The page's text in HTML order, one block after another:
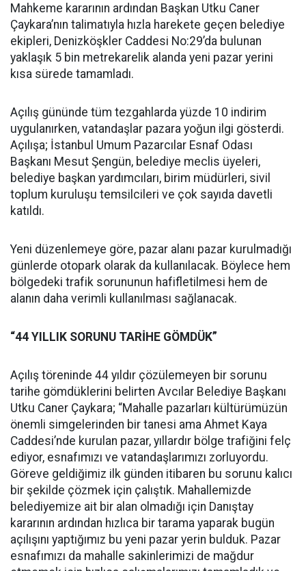
Mahkeme kararının ardından Başkan Utku Caner
Çaykara’nın talimatıyla hızla harekete geçen belediye
ekipleri, Denizköşkler Caddesi No:29’da bulunan
yaklaşık 5 bin metrekarelik alanda yeni pazar yerini
kısa sürede tamamladı.
Açılış gününde tüm tezgahlarda yüzde 10 indirim
uygulanırken, vatandaşlar pazara yoğun ilgi gösterdi.
Açılışa; İstanbul Umum Pazarcılar Esnaf Odası
Başkanı Mesut Şengün, belediye meclis üyeleri,
belediye başkan yardımcıları, birim müdürleri, sivil
toplum kuruluşu temsilcileri ve çok sayıda davetli
katıldı.
Yeni düzenlemeye göre, pazar alanı pazar kurulmadığı
günlerde otopark olarak da kullanılacak. Böylece hem
bölgedeki trafik sorununun hafifletilmesi hem de
alanın daha verimli kullanılması sağlanacak.
“44 YILLIK SORUNU TARİHE GÖMDÜK”
Açılış töreninde 44 yıldır çözülemeyen bir sorunu
tarihe gömdüklerini belirten Avcılar Belediye Başkanı
Utku Caner Çaykara; “Mahalle pazarları kültürümüzün
önemli simgelerinden bir tanesi ama Ahmet Kaya
Caddesi’nde kurulan pazar, yıllardır bölge trafiğini felç
ediyor, esnafımızı ve vatandaşlarımızı zorluyordu.
Göreve geldiğimiz ilk günden itibaren bu sorunu kalıcı
bir şekilde çözmek için çalıştık. Mahallemizde
belediyemize ait bir alan olmadığı için Danıştay
kararının ardından hızlıca bir tarama yaparak bugün
açılışını yaptığımız bu yeni pazar yerin bulduk. Pazar
esnafımızı da mahalle sakinlerimizi de mağdur